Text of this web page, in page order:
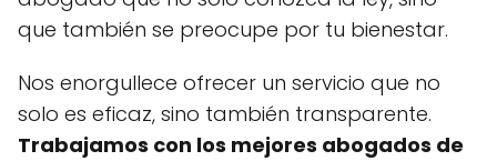
que también se preocupe por tu bienestar.
Nos enorgullece ofrecer un servicio que no
solo es eficaz, sino también transparente.
Trabajamos con los mejores abogados de